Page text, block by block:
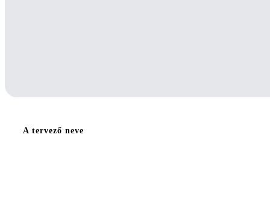
A tervező neve